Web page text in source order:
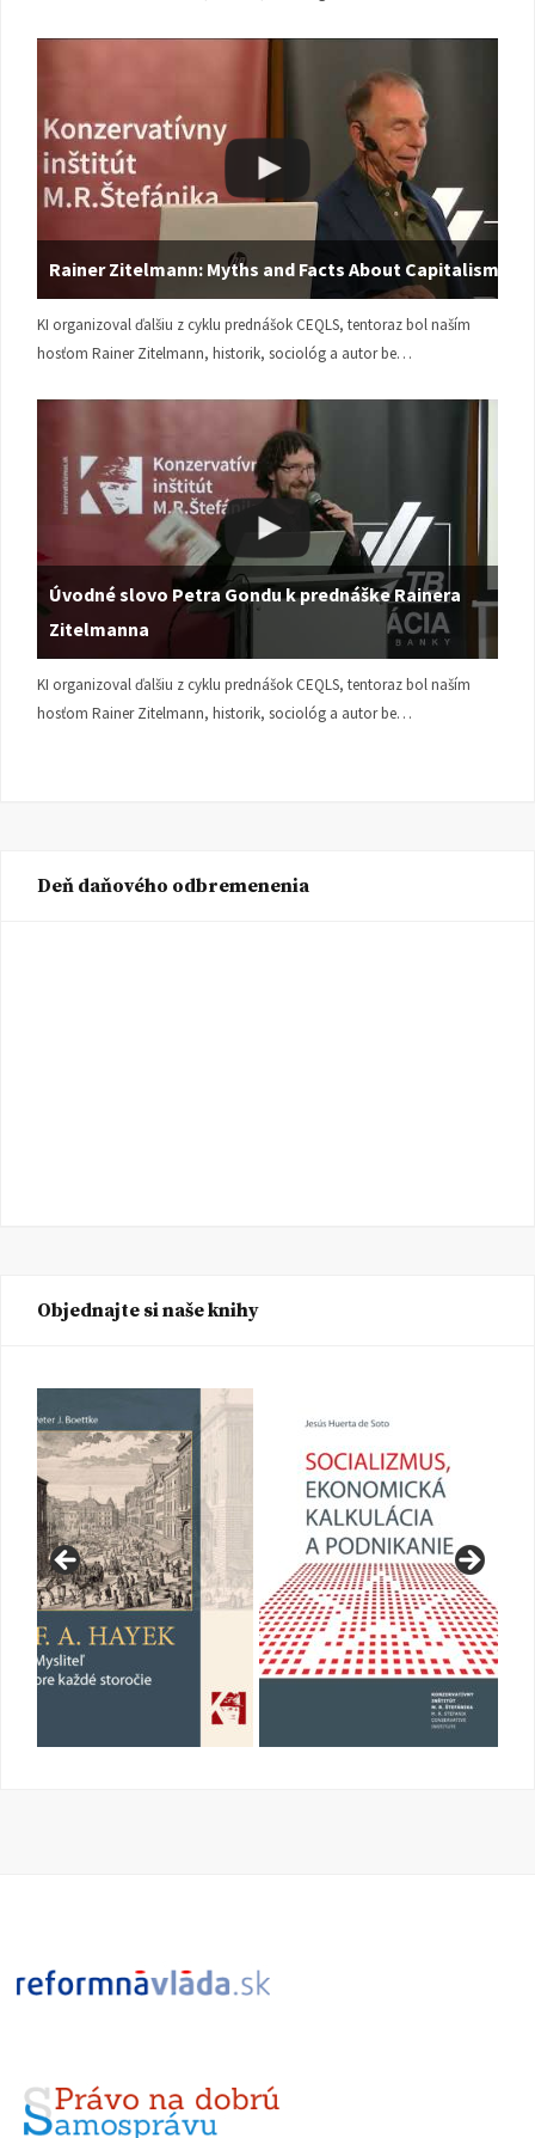
Rainer Zitelmann: Myths and Facts About Capitalism
KI organizoval ďalšiu z cyklu prednášok CEQLS, tentoraz bol naším
hosťom Rainer Zitelmann, historik, sociológ a autor be…
Úvodné slovo Petra Gondu k prednáške Rainera
Zitelmanna
KI organizoval ďalšiu z cyklu prednášok CEQLS, tentoraz bol naším
hosťom Rainer Zitelmann, historik, sociológ a autor be…
Deň daňového odbremenenia
Objednajte si naše knihy